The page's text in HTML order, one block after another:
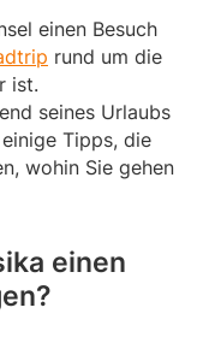
einen Besuch
rund um die
ist.
seines Urlaubs
Tipps, die
wohin Sie gehen
einen